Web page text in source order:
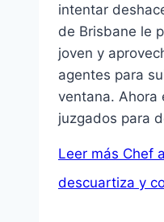
intentar
de Brisbane le
joven y
agentes para
ventana. Ahora
juzgados para
Leer más Chef
descuartiza y